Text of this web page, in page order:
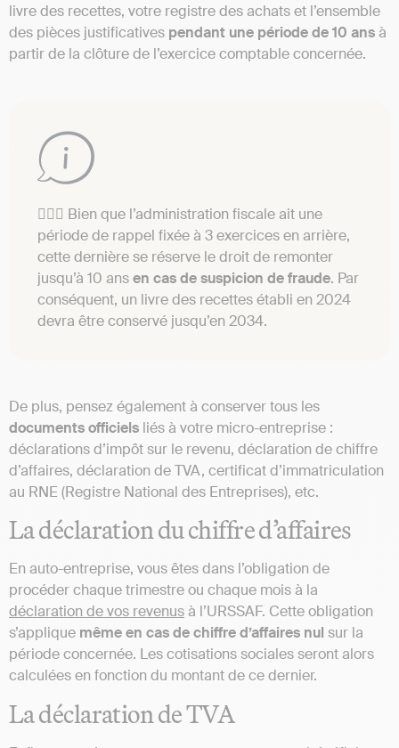
livre des recettes, votre registre des achats et l’ensemble
des pièces justificatives pendant une période de 10 ansà
partir de la clôture de l’exercice comptable concernée.
👨🏿‍⚖️ Bien que l’administration fiscale ait une
période de rappel fixée à 3 exercices en arrière,
cette dernière se réserve le droit de remonter
jusqu’à 10 ansen cas de suspicion de fraude. Par
conséquent, un livre des recettes établi en 2024
devra être conservé jusqu’en 2034.
De plus, pensez également à conserver tous les
documents officiels liés à votre micro-entreprise :
déclarations d’impôt sur le revenu, déclaration de chiffre
d’affaires, déclaration de TVA, certificat d’immatriculation
au RNE (Registre National des Entreprises), etc.
La déclaration du chiffre d’affaires
En auto-entreprise, vous êtes dans l’obligation de
procéder chaque trimestre ou chaque mois à la
déclaration de vos revenusà l’URSSAF. Cette obligation
s’applique même en cas de chiffre d’affaires nul sur la
période concernée. Les cotisations sociales seront alors
calculées en fonction du montant de ce dernier.
La déclaration de TVA